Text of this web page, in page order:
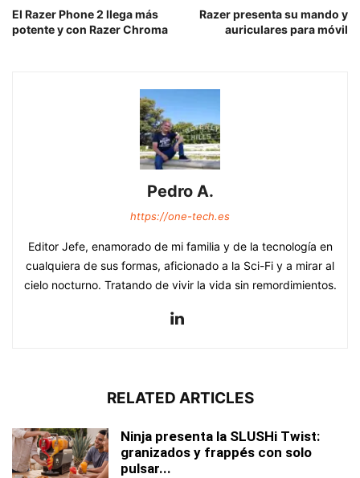
El Razer Phone 2 llega más
potente y con Razer Chroma
Razer presenta su mando y
auriculares para móvil
Pedro A.
https://one-tech.es
Editor Jefe, enamorado de mi familia y de la tecnología en
cualquiera de sus formas, aficionado a la Sci-Fi y a mirar al
cielo nocturno. Tratando de vivir la vida sin remordimientos.
RELATED ARTICLES
Ninja presenta la SLUSHi Twist:
granizados y frappés con solo
pulsar...